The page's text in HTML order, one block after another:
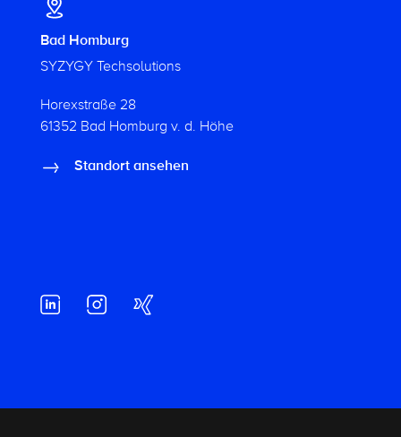
Bad Homburg
SYZYGY Techsolutions
Horexstraße 28
61352 Bad Homburg v. d. Höhe
Standort ansehen